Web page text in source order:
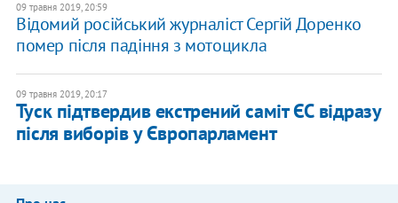
09 травня 2019, 20:59
Відомий російський журналіст Сергій Доренко
помер після падіння з мотоцикла
09 травня 2019, 20:17
Туск підтвердив екстрений саміт ЄС відразу
після виборів у Європарламент